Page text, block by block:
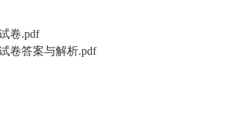
卷.pdf
卷答案与解析.pdf